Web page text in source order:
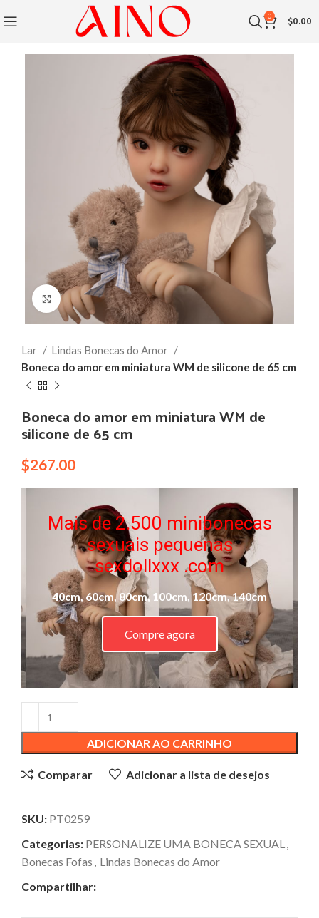
0 $0.00
Clique para ampliar
Lar
Lindas Bonecas do Amor
Boneca do amor em miniatura WM de silicone de 65 cm
Boneca do amor em miniatura WM de
silicone de 65 cm
$267.00
Mais de 2.500 minibonecas
sexuais pequenas
sexdollxxx .com
40cm, 60cm, 80cm, 100cm, 120cm, 140cm
Compre agora
ADICIONAR AO CARRINHO
Comparar Adicionar a lista de desejos
SKU: PT0259
Categorias: PERSONALIZE UMA BONECA SEXUAL,
Bonecas Fofas , Lindas Bonecas do Amor
Compartilhar: